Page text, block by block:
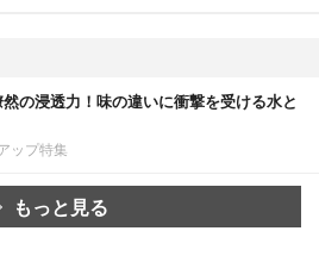
の浸透力！味の違いに衝撃を受ける水と
ップ特集
もっと見る